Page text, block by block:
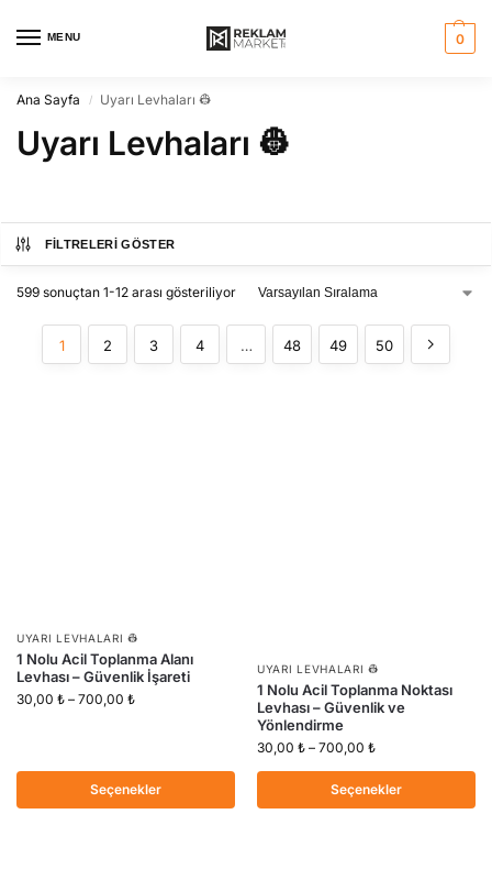
MENU 0
Ana Sayfa / Uyarı Levhaları 👷
Uyarı Levhaları 👷
FILTRELERI GÖSTER
599 sonuçtan 1-12 arası gösteriliyor
1 2 3 4 … 48 49 50
UYARI LEVHALARI 👷
1 Nolu Acil Toplanma Alanı
Levhası – Güvenlik İşareti
30,00 ₺ – 700,00 ₺
Seçenekler
UYARI LEVHALARI 👷
1 Nolu Acil Toplanma Noktası
Levhası – Güvenlik ve
Yönlendirme
30,00 ₺ – 700,00 ₺
Seçenekler